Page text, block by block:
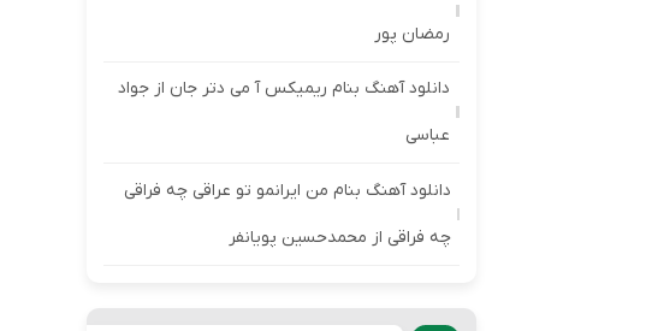
رمضان پور
دانلود آهنگ بنام ریمیکس آ می دتر جان از جواد
عباسی
دانلود آهنگ بنام من ایرانمو تو عراقی چه فراقی
چه فراقی از محمدحسین پویانفر